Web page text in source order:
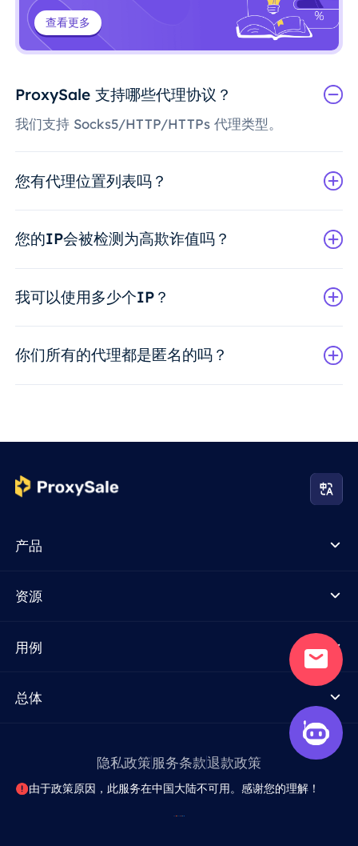
查看更多
ProxySale 支持哪些代理协议？
我们支持 Socks5/HTTP/HTTPs 代理类型。
您有代理位置列表吗？
您的IP会被检测为高欺诈值吗？
我可以使用多少个IP？
你们所有的代理都是匿名的吗？
产品
资源
用例
总体
隐私政策服务条款退款政策
由于政策原因，此服务在中国大陆不可用。感谢您的理解！